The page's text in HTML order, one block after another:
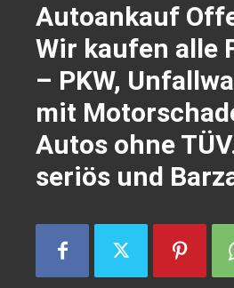
Autoankauf
Wir kaufen alle
– PKW,
mit
Autos ohne
seriös und